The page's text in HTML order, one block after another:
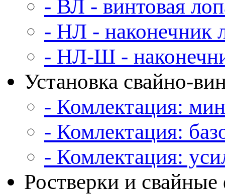
- ВЛ - винтовая
- НЛ - наконечник
- НЛ-Ш -
Установка свайно-
- Комлектация:
- Комлектация:
- Комлектация:
Ростверки и